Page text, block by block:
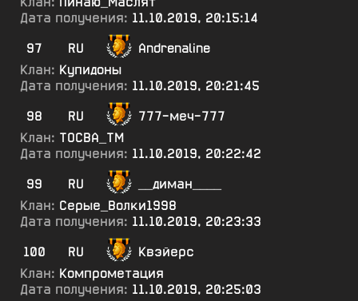
Дата получения: 11.10.2019, 20:15:14
97
RU
Andrenaline
Клан: Купидоны
Дата получения: 11.10.2019, 20:21:45
98
RU
777-меч-777
Клан: ТОСВА_ТМ
Дата получения: 11.10.2019, 20:22:42
99
RU
__диман____
Клан: Серые_Волки1998
Дата получения: 11.10.2019, 20:23:33
100
RU
Квэйерс
Клан: Компрометация
Дата получения: 11.10.2019, 20:25:03